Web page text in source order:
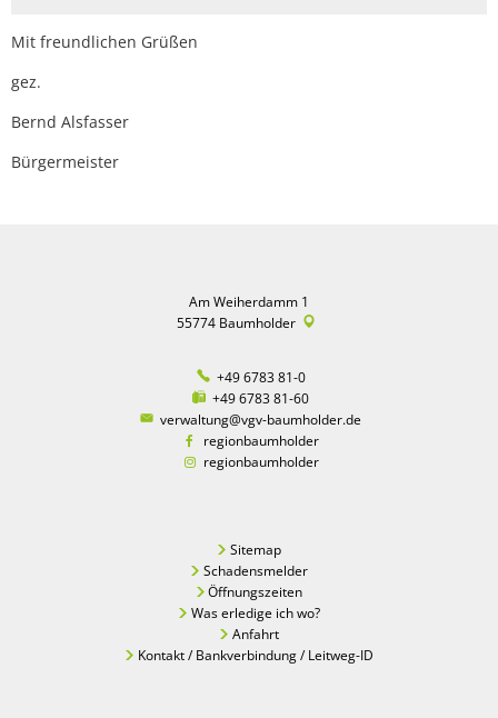
Mit freundlichen Grüßen
gez.
Bernd Alsfasser
Bürgermeister
Am Weiherdamm 1
55774 Baumholder
+49 6783 81-0
+49 6783 81-60
verwaltung@vgv-baumholder.de
regionbaumholder
regionbaumholder
Sitemap
Schadensmelder
Öffnungszeiten
Was erledige ich wo?
Anfahrt
Kontakt / Bankverbindung / Leitweg-ID